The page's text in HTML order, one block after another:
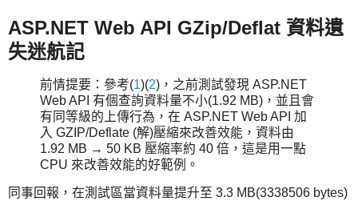
ASP.NET Web API GZip/Deflat 資料遺
失迷航記
前情提要：參考(1)(2)，之前測試發現 ASP.NET
Web API 有個查詢資料量不小(1.92 MB)，並且會
有同等級的上傳行為，在 ASP.NET Web API 加
入 GZIP/Deflate (解)壓縮來改善效能，資料由
1.92 MB → 50 KB 壓縮率約 40 倍，這是用一點
CPU 來改善效能的好範例。
同事回報，在測試區當資料量提升至 3.3 MB(3338506 bytes)